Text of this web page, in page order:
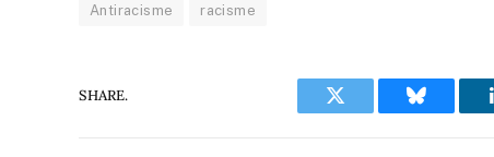
Antiracisme racisme
SHARE.
Twitter Bluesky